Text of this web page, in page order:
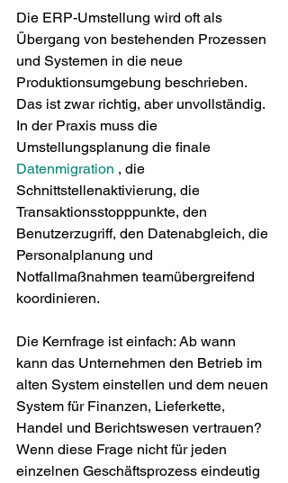
Die ERP-Umstellung wird oft als
Übergang von bestehenden Prozessen
und Systemen in die neue
Produktionsumgebung beschrieben.
Das ist zwar richtig, aber unvollständig.
In der Praxis muss die
Umstellungsplanung die finale
Datenmigration , die
Schnittstellenaktivierung, die
Transaktionsstopppunkte, den
Benutzerzugriff, den Datenabgleich, die
Personalplanung und
Notfallmaßnahmen teamübergreifend
koordinieren.
Die Kernfrage ist einfach: Ab wann
kann das Unternehmen den Betrieb im
alten System einstellen und dem neuen
System für Finanzen, Lieferkette,
Handel und Berichtswesen vertrauen?
Wenn diese Frage nicht für jeden
einzelnen Geschäftsprozess eindeutig